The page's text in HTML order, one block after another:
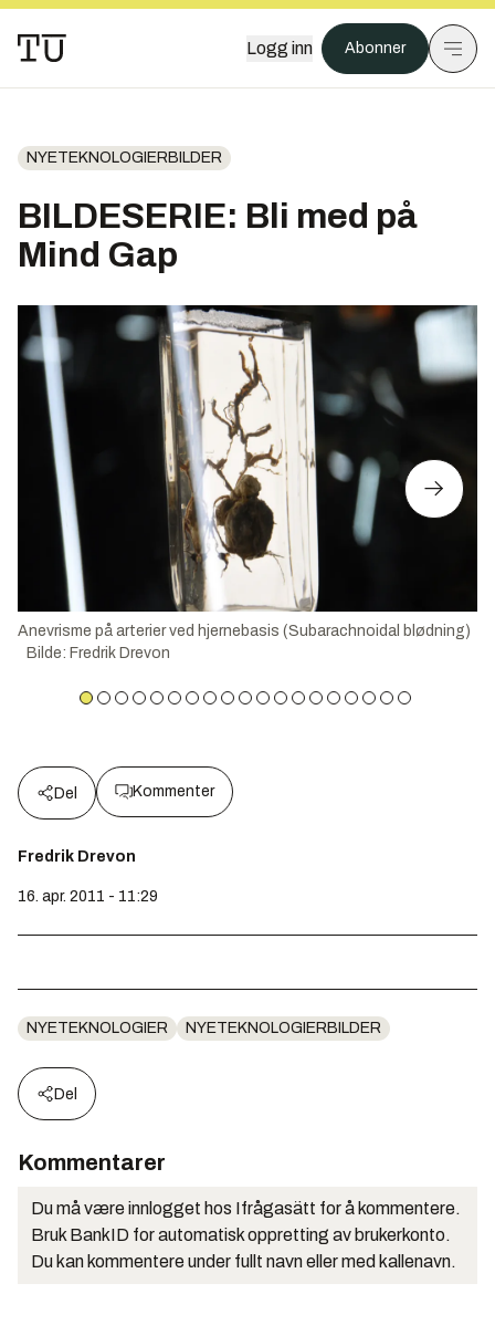
Logg inn Abonner
NYETEKNOLOGIERBILDER
BILDESERIE: Bli med på
Mind Gap
Anevrisme på arterier ved hjernebasis (Subarachnoidal blødning)
Bilde: Fredrik Drevon
Del Kommenter
Fredrik Drevon
16. apr. 2011 - 11:29
NYETEKNOLOGIER NYETEKNOLOGIERBILDER
Del
Kommentarer
Du må være innlogget hos Ifrågasätt for å kommentere.
Bruk BankID for automatisk oppretting av brukerkonto.
Du kan kommentere under fullt navn eller med kallenavn.